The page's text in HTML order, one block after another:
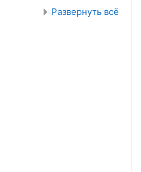
Развернуть всё